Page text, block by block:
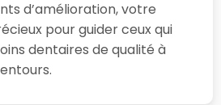
d’amélioration, votre
pour guider ceux qui
dentaires de qualité à